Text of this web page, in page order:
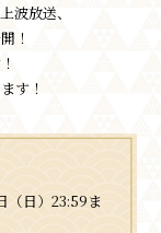
波放送、
！
す！
（日）23:59ま